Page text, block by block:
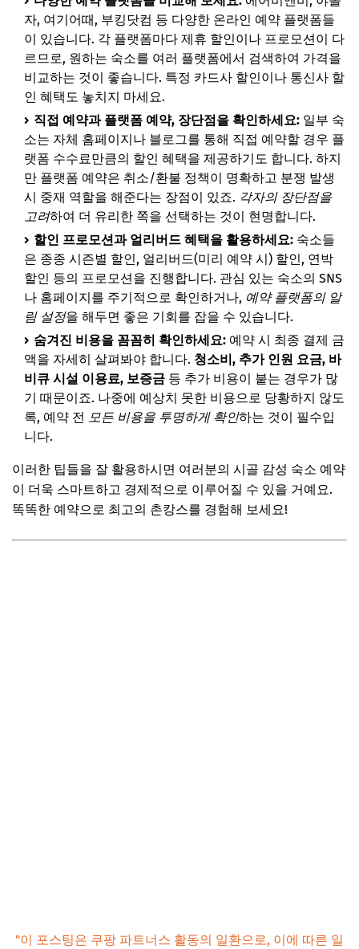
자, 여기어때, 부킹닷컴 등 다양한 온라인 예약 플랫폼들
이 있습니다. 각 플랫폼마다 제휴 할인이나 프로모션이 다
르므로, 원하는 숙소를 여러 플랫폼에서 검색하여 가격을
비교하는 것이 좋습니다. 특정 카드사 할인이나 통신사 할
인 혜택도 놓치지 마세요.
직접 예약과 플랫폼 예약, 장단점을 확인하세요: 일부 숙
소는 자체 홈페이지나 블로그를 통해 직접 예약할 경우 플
랫폼 수수료만큼의 할인 혜택을 제공하기도 합니다. 하지
만 플랫폼 예약은 취소/환불 정책이 명확하고 분쟁 발생
시 중재 역할을 해준다는 장점이 있죠. 각자의 장단점을
고려하여 더 유리한 쪽을 선택하는 것이 현명합니다.
할인 프로모션과 얼리버드 혜택을 활용하세요: 숙소들
은 종종 시즌별 할인, 얼리버드(미리 예약 시) 할인, 연박
할인 등의 프로모션을 진행합니다. 관심 있는 숙소의 SNS
나 홈페이지를 주기적으로 확인하거나, 예약 플랫폼의 알
림 설정을 해두면 좋은 기회를 잡을 수 있습니다.
숨겨진 비용을 꼼꼼히 확인하세요: 예약 시 최종 결제 금
액을 자세히 살펴봐야 합니다. 청소비, 추가 인원 요금, 바
비큐 시설 이용료, 보증금 등 추가 비용이 붙는 경우가 많
기 때문이죠. 나중에 예상치 못한 비용으로 당황하지 않도
록, 예약 전 모든 비용을 투명하게 확인하는 것이 필수입
니다.
이러한 팁들을 잘 활용하시면 여러분의 시골 감성 숙소 예약
이 더욱 스마트하고 경제적으로 이루어질 수 있을 거예요.
똑똑한 예약으로 최고의 촌캉스를 경험해 보세요!
"이 포스팅은 쿠팡 파트너스 활동의 일환으로, 이에 따른 일